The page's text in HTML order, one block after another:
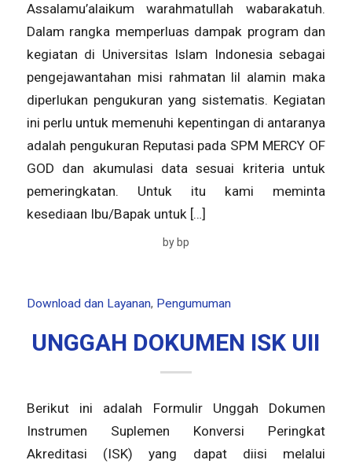
Assalamu’alaikum warahmatullah wabarakatuh.
Dalam rangka memperluas dampak program dan
kegiatan di Universitas Islam Indonesia sebagai
pengejawantahan misi rahmatan lil alamin maka
diperlukan pengukuran yang sistematis. Kegiatan
ini perlu untuk memenuhi kepentingan di antaranya
adalah pengukuran Reputasi pada SPM MERCY OF
GOD dan akumulasi data sesuai kriteria untuk
pemeringkatan. Untuk itu kami meminta
kesediaan Ibu/Bapak untuk […]
by bp
Download dan Layanan, Pengumuman
UNGGAH DOKUMEN ISK UII
Berikut ini adalah Formulir Unggah Dokumen
Instrumen Suplemen Konversi Peringkat
Akreditasi (ISK) yang dapat diisi melalui